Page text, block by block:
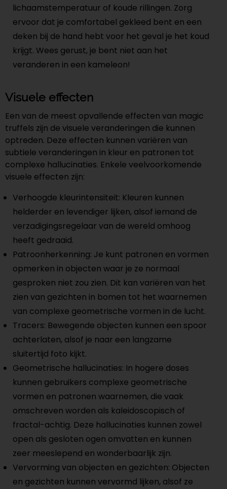
lichaamstemperatuur of koude rillingen. Zorg
ervoor dat je comfortabel gekleed bent en een
deken bij de hand hebt voor het geval je het koud
krijgt. Wees gerust, je bent niet aan het
veranderen in een kameleon!
Visuele effecten
Een van de meest opvallende effecten van magic
truffels zijn de visuele veranderingen die kunnen
optreden. Deze effecten kunnen variëren van
subtiele veranderingen in kleur en patronen tot
complexe hallucinaties. Enkele veelvoorkomende
visuele effecten zijn:
Verhoogde kleurintensiteit: Kleuren kunnen
helderder en levendiger lijken, alsof iemand de
verzadigingsregelaar van de wereld omhoog
heeft gedraaid.
Patroonherkenning: Je kunt patronen en vormen
opmerken in objecten waar je ze normaal
gesproken niet zou zien. Dit kan variëren van het
zien van gezichten in bomen tot het waarnemen
van complexe geometrische vormen in de lucht.
Tracers: Bewegende objecten kunnen een spoor
achterlaten, alsof je naar een langzame
sluitertijd foto kijkt.
Geometrische hallucinaties: In hogere doses
kunnen gebruikers complexe geometrische
vormen en patronen waarnemen, die vaak
omschreven worden als kaleidoscopisch of
fractal-achtig. Deze hallucinaties kunnen zowel
open als gesloten ogen omvatten en kunnen
zeer meeslepend en wonderbaarlijk zijn.
Vervorming van objecten en gezichten: Objecten
en gezichten kunnen vervormd lijken, alsof ze